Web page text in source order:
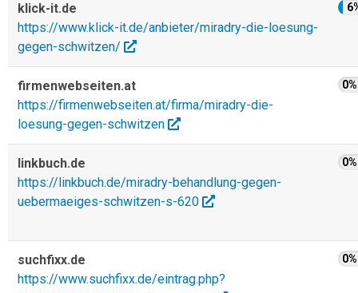
klick-it.de
https://www.klick-it.de/anbieter/miradry-die-loesung-
gegen-schwitzen/
firmenwebseiten.at
https://firmenwebseiten.at/firma/miradry-die-
loesung-gegen-schwitzen
0%
linkbuch.de
https://linkbuch.de/miradry-behandlung-gegen-
uebermaeiges-schwitzen-s-620
0%
suchfixx.de
https://www.suchfixx.de/eintrag.php?
0%